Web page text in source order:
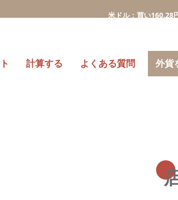
米ドル：買い160.28円/売り156.00円
計算する よくある質問 外貨